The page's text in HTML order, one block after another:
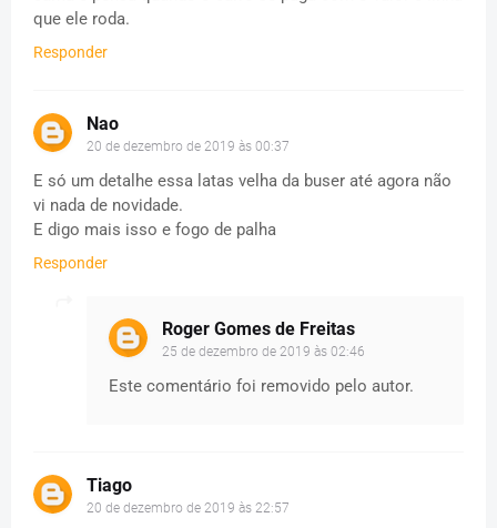
que ele roda.
Responder
Nao
20 de dezembro de 2019 às 00:37
E só um detalhe essa latas velha da buser até agora não
vi nada de novidade.
E digo mais isso e fogo de palha
Responder
Roger Gomes de Freitas
25 de dezembro de 2019 às 02:46
Este comentário foi removido pelo autor.
Tiago
20 de dezembro de 2019 às 22:57